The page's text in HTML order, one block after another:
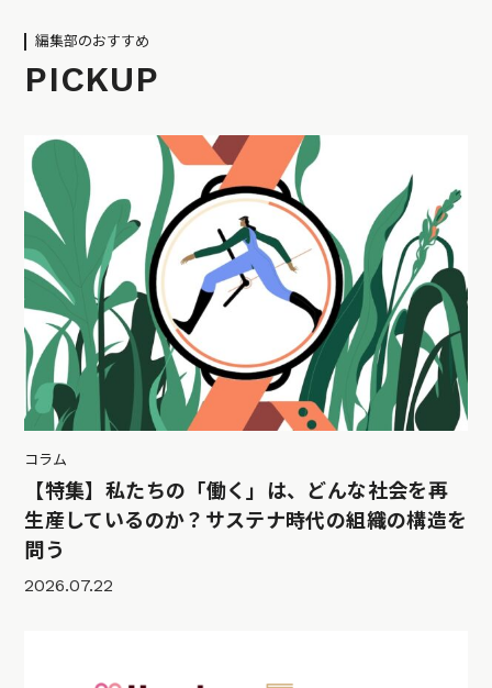
編集部のおすすめ
PICKUP
コラム
【特集】私たちの「働く」は、どんな社会を再
生産しているのか？サステナ時代の組織の構造を
問う
2026.07.22